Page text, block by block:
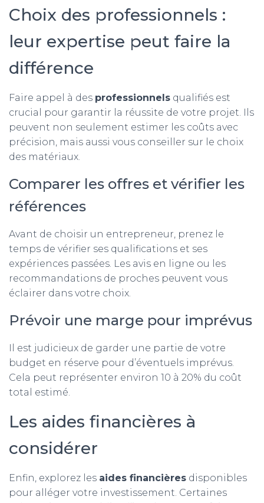
Choix des professionnels :
leur expertise peut faire la
différence
Faire appel à des professionnels qualifiés est
crucial pour garantir la réussite de votre projet. Ils
peuvent non seulement estimer les coûts avec
précision, mais aussi vous conseiller sur le choix
des matériaux.
Comparer les offres et vérifier les
références
Avant de choisir un entrepreneur, prenez le
temps de vérifier ses qualifications et ses
expériences passées. Les avis en ligne ou les
recommandations de proches peuvent vous
éclairer dans votre choix.
Prévoir une marge pour imprévus
Il est judicieux de garder une partie de votre
budget en réserve pour d’éventuels imprévus.
Cela peut représenter environ 10 à 20% du coût
total estimé.
Les aides financières à
considérer
Enfin, explorez les aides financières disponibles
pour alléger votre investissement. Certaines